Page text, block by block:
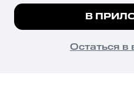
психотропных веществ, их
их незаконный оборот
законодательством
© 2026 ООО «КИОН».
Все права защищены
Мы используем куки,
Подробнее
В
Остаться в